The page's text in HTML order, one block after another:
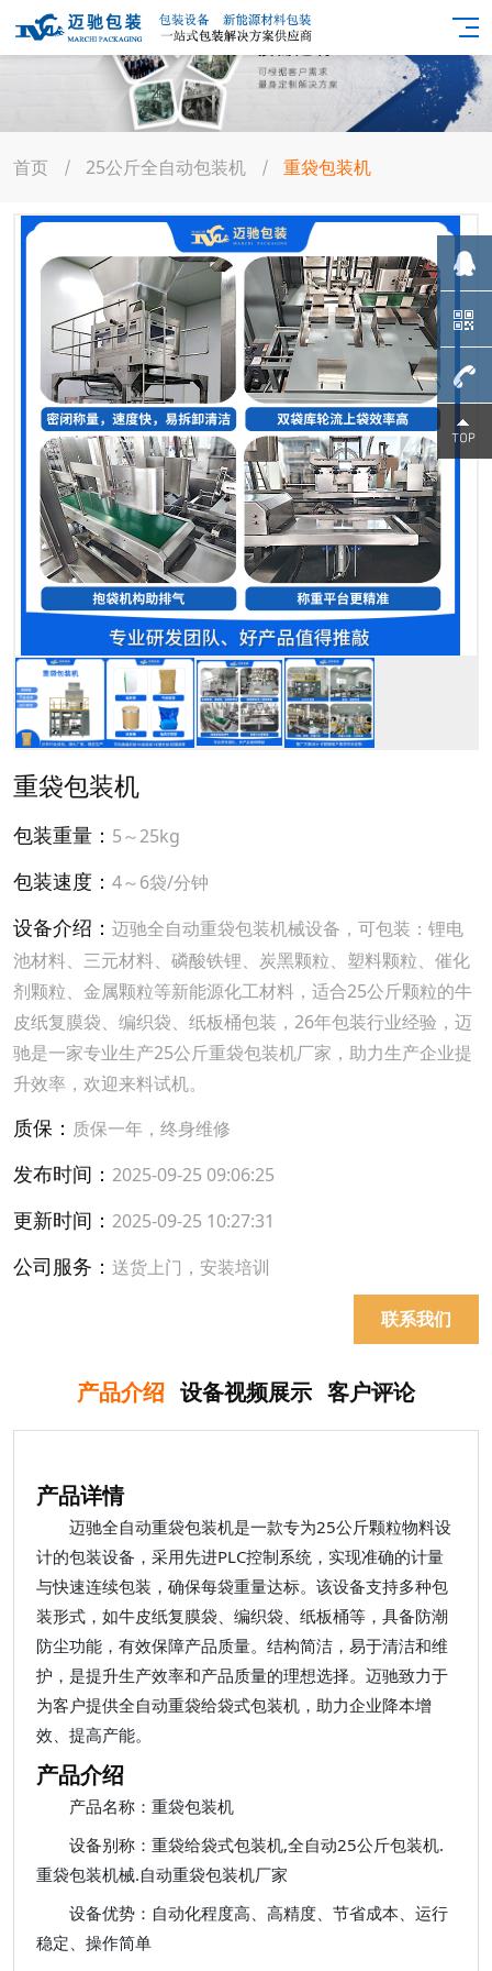
首页 25公斤全自动包装机 重袋包装机
重袋包装机
包装重量： 5～25kg
包装速度： 4～6袋/分钟
设备介绍： 迈驰全自动重袋包装机械设备，可包装：锂电
池材料、三元材料、磷酸铁锂、炭黑颗粒、塑料颗粒、催化
剂颗粒、金属颗粒等新能源化工材料，适合25公斤颗粒的牛
皮纸复膜袋、编织袋、纸板桶包装，26年包装行业经验，迈
驰是一家专业生产25公斤重袋包装机厂家，助力生产企业提
升效率，欢迎来料试机。
质保： 质保一年，终身维修
发布时间： 2025-09-25 09:06:25
更新时间： 2025-09-25 10:27:31
公司服务： 送货上门，安装培训
联系我们
产品介绍 设备视频展示 客户评论
产品详情
迈驰全自动重袋包装机是一款专为25公斤颗粒物料设
计的包装设备，采用先进PLC控制系统，实现准确的计量
与快速连续包装，确保每袋重量达标。该设备支持多种包
装形式，如牛皮纸复膜袋、编织袋、纸板桶等，具备防潮
防尘功能，有效保障产品质量。结构简洁，易于清洁和维
护，是提升生产效率和产品质量的理想选择。迈驰致力于
为客户提供全自动重袋给袋式包装机，助力企业降本增
效、提高产能。
产品介绍
产品名称：重袋包装机
设备别称：重袋给袋式包装机,全自动25公斤包装机.
重袋包装机械.自动重袋包装机厂家
设备优势：自动化程度高、高精度、节省成本、运行
稳定、操作简单